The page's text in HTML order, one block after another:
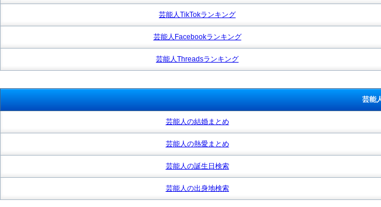
芸能人TikTokランキング
芸能人Facebookランキング
芸能人Threadsランキング
芸能
芸能人の結婚まとめ
芸能人の熱愛まとめ
芸能人の誕生日検索
芸能人の出身地検索